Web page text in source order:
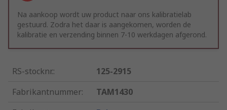
Na aankoop wordt uw product naar ons kalibratielab
gestuurd. Zodra het daar is aangekomen, worden de
kalibratie en verzending binnen 7-10 werkdagen afgerond.
RS-stocknr.:
125-2915
Fabrikantnummer:
TAM1430